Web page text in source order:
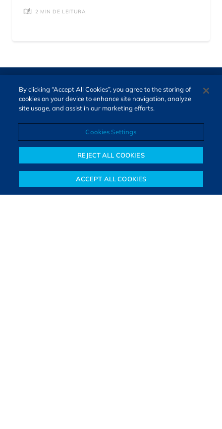
Notícias Colunistas Objetivos financeiros Investimentos Mais
2 MIN DE LEITURA
O Bora Investir, site de notícias e educação financeira da B3,
oferece notícias e conteúdos especializados sobre o mercado
composta por especialistas, o site proporciona aprendizado
sólido e confiável, além de artigos de parceiros que ampliam
By clicking “Accept All Cookies”, you agree to the storing of
cookies on your device to enhance site navigation, analyze
site usage, and assist in our marketing efforts.
Cookies Settings
REJECT ALL COOKIES
ACCEPT ALL COOKIES